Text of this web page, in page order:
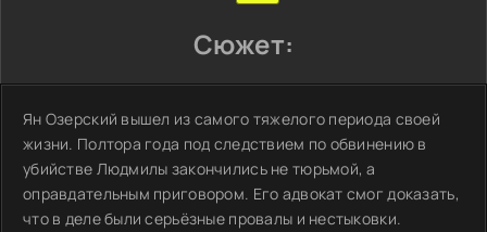
Сюжет:
Ян Озерский вышел из самого тяжелого периода своей
жизни. Полтора года под следствием по обвинению в
убийстве Людмилы закончились не тюрьмой, а
оправдательным приговором. Его адвокат смог доказать,
что в деле были серьёзные провалы и нестыковки.